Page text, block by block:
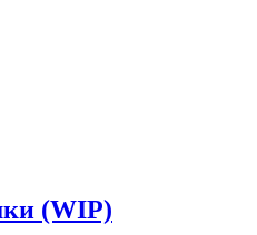
(WIP)